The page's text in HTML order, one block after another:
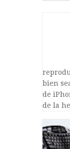
bien
de
de la